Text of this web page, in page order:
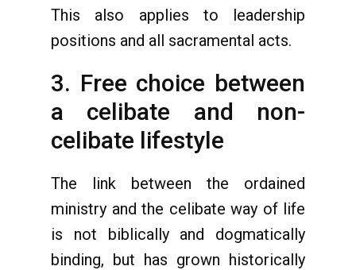
This also applies to leadership
positions and all sacramental acts.
3. Free choice between
a celibate and non-
celibate lifestyle
The link between the ordained
ministry and the celibate way of life
is not biblically and dogmatically
binding, but has grown historically